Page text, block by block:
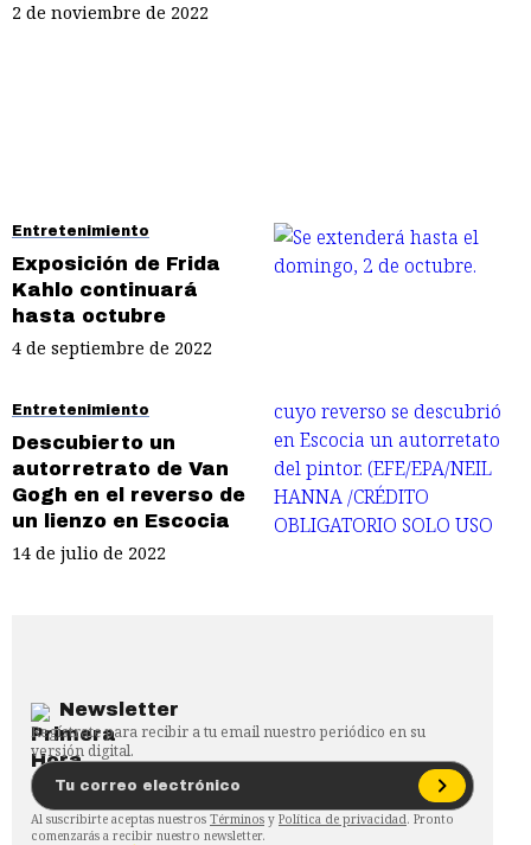
2 de noviembre de 2022
Entretenimiento
Exposición de Frida
Kahlo continuará
hasta octubre
4 de septiembre de 2022
Entretenimiento
Descubierto un
autorretrato de Van
Gogh en el reverso de
un lienzo en Escocia
14 de julio de 2022
Newsletter
Regístrate para recibir a tu email nuestro periódico en su
versión digital.
Al suscribirte aceptas nuestros Términos y Política de privacidad. Pronto
comenzarás a recibir nuestro newsletter.